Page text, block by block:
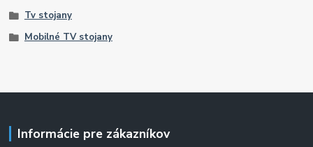
Tv stojany
Mobilné TV stojany
Informácie pre zákazníkov